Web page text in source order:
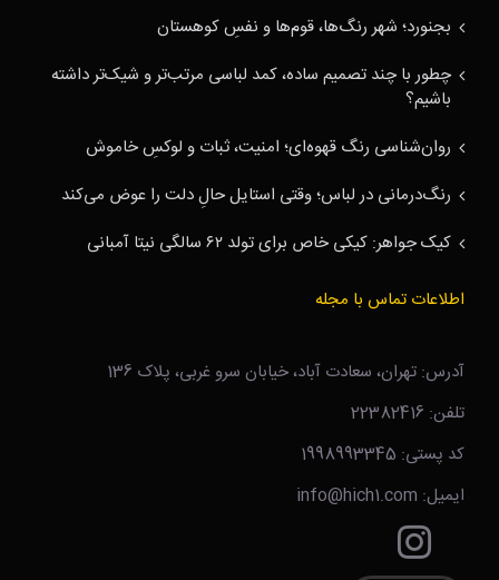
بجنورد؛ شهر رنگ‌ها، قوم‌ها و نفسِ کوهستان
چطور با چند تصمیم ساده، کمد لباسی مرتب‌تر و شیک‌تر داشته
باشیم؟
روان‌شناسی رنگ قهوه‌ای؛ امنیت، ثبات و لوکسِ خاموش
رنگ‌درمانی در لباس؛ وقتی استایل حالِ دلت را عوض می‌کند
کیک جواهر: کیکی خاص برای تولد ۶۲ سالگی نیتا آمبانی
اطلاعات تماس با مجله
آدرس: تهران، سعادت آباد، خیابان سرو غربی، پلاک 136
تلفن: 22382416
کد پستی: 1998993345
ایمیل: info@hich1.com